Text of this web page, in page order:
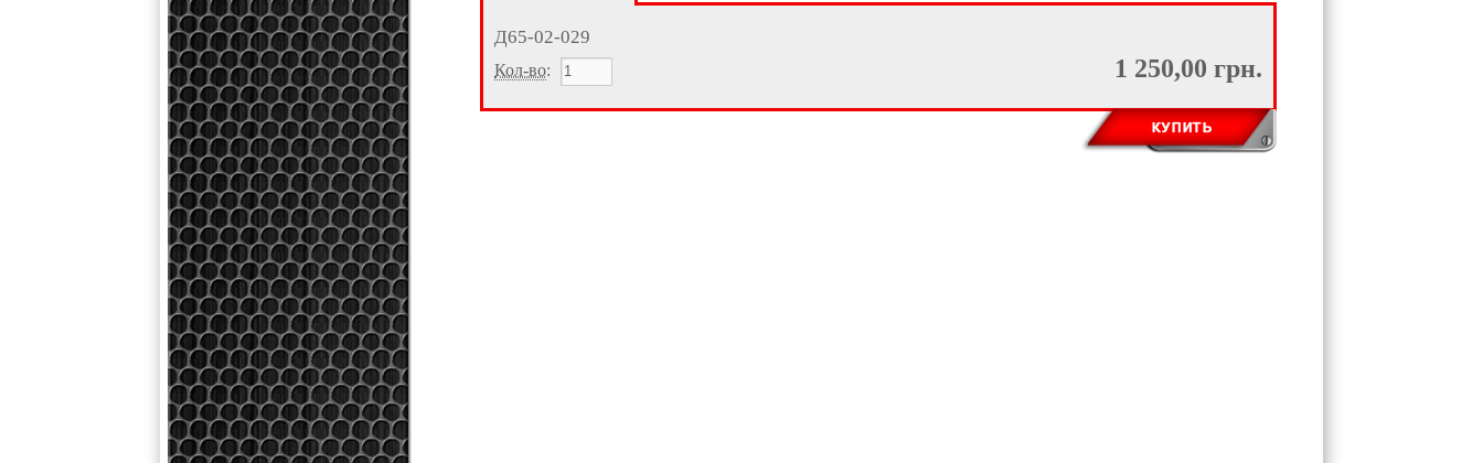
Д65-02-029
1 250,00 грн.
Кол-во: